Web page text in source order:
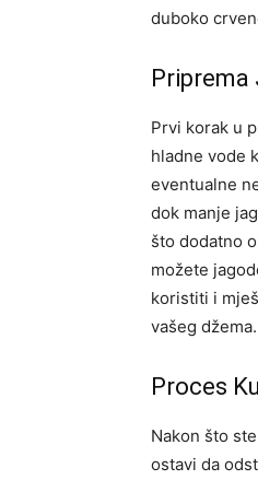
duboko
Priprema
Prvi korak u
hladne vode
eventualne
dok manje
što dodatno
možete
koristiti i
vašeg džema.
Proces
Nakon što
ostavi da